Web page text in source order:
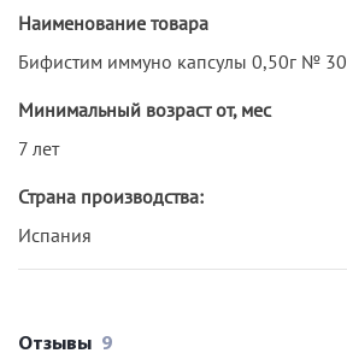
Наименование товара
Бифистим иммуно капсулы 0,50г № 30
Минимальный возраст от, мес
7 лет
Страна производства:
Испания
Отзывы 9